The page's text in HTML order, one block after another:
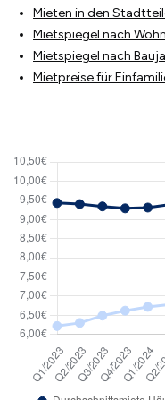
Mieten in den
Mietspiegel nach
Mietspiegel nach
Mietpreise für